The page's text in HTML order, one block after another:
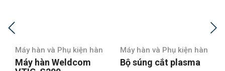
và Phụ kiện hàn
hàn Weldcom
Máy hàn và Phụ kiện hàn
Bộ súng cắt plasma
Máy
Bộ